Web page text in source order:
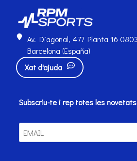
Subscriu-te i rep totes les
Av. Diagonal, 477 Planta 16
Barcelona (España)
Xat d'ajuda